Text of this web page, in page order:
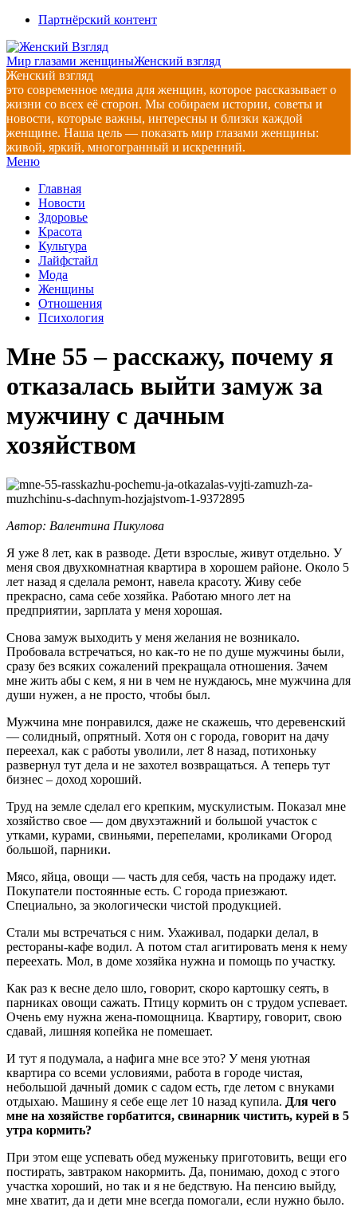
Перейти
содержимому
Партнёрский контент
Мир глазами женщиныЖенский взгляд
Женский взгляд
это современное медиа для женщин, которое рассказывает о
жизни со всех её сторон. Мы собираем истории, советы и
новости, которые важны, интересны и близки каждой
женщине. Наша цель — показать мир глазами женщины:
живой, яркий, многогранный и искренний.
Главное
меню
Меню
Главная
Новости
Здоровье
Красота
Культура
Лайфстайл
Мода
Женщины
Отношения
Психология
Мне 55 – расскажу, почему я
отказалась выйти замуж за
мужчину с дачным
хозяйством
Автор: Валентина Пикулова
Я уже 8 лет, как в разводе. Дети взрослые, живут отдельно. У
меня своя двухкомнатная квартира в хорошем районе. Около 5
лет назад я сделала ремонт, навела красоту. Живу себе
прекрасно, сама себе хозяйка. Работаю много лет на
предприятии, зарплата у меня хорошая.
Снова замуж выходить у меня желания не возникало.
Пробовала встречаться, но как-то не по душе мужчины были,
сразу без всяких сожалений прекращала отношения. Зачем
мне жить абы с кем, я ни в чем не нуждаюсь, мне мужчина для
души нужен, а не просто, чтобы был.
Мужчина мне понравился, даже не скажешь, что деревенский
— солидный, опрятный. Хотя он с города, говорит на дачу
переехал, как с работы уволили, лет 8 назад, потихоньку
развернул тут дела и не захотел возвращаться. А теперь тут
бизнес – доход хороший.
Труд на земле сделал его крепким, мускулистым. Показал мне
хозяйство свое — дом двухэтажний и большой участок с
утками, курами, свиньями, перепелами, кроликами Огород
большой, парники.
Мясо, яйца, овощи — часть для себя, часть на продажу идет.
Покупатели постоянные есть. С города приезжают.
Специально, за экологически чистой продукцией.
Стали мы встречаться с ним. Ухаживал, подарки делал, в
рестораны-кафе водил. А потом стал агитировать меня к нему
переехать. Мол, в доме хозяйка нужна и помощь по участку.
Как раз к весне дело шло, говорит, скоро картошку сеять, в
парниках овощи сажать. Птицу кормить он с трудом успевает.
Очень ему нужна жена-помощница. Квартиру, говорит, свою
сдавай, лишняя копейка не помешает.
И тут я подумала, а нафига мне все это? У меня уютная
квартира со всеми условиями, работа в городе чистая,
небольшой дачный домик с садом есть, где летом с внуками
отдыхаю. Машину я себе еще лет 10 назад купила. Для чего
мне на хозяйстве горбатится, свинарник чистить, курей в 5
утра кормить?
При этом еще успевать обед муженьку приготовить, вещи его
постирать, завтраком накормить. Да, понимаю, доход с этого
участка хороший, но так и я не бедствую. На пенсию выйду,
мне хватит, да и дети мне всегда помогали, если нужно было.